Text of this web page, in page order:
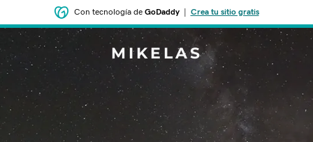
Con tecnología de GoDaddy| Crea tu sitio gratis
MIKELAS